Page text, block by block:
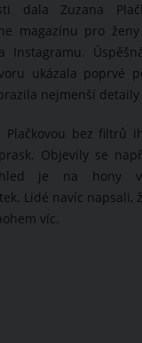
dala Zuzana
magazínu pro ženy
Instagramu.
ukázala poprvé
nejmenší
Plačkovou bez filtrů
Objevily se
je na hony
Lidé navíc napsali,
víc.